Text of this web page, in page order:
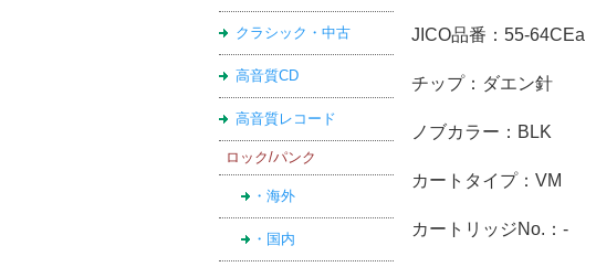
クラシック・中古
高音質CD
高音質レコード
ロック/パンク
・海外
・国内
JICO品番：55-64CEa
チップ：ダエン針
ノブカラー：BLK
カートタイプ：VM
カートリッジNo.：-